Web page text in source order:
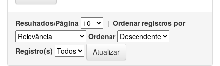
Resultados/Página | Ordenar registros por
Ordenar
Registro(s)